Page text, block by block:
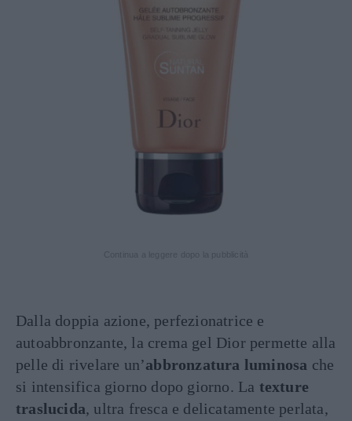
Dalla doppia azione, perfezionatrice e
autoabbronzante, la crema gel Dior permette alla
pelle di rivelare un’abbronzatura luminosa che
si intensifica giorno dopo giorno. La texture
traslucida, ultra fresca e delicatamente perlata,